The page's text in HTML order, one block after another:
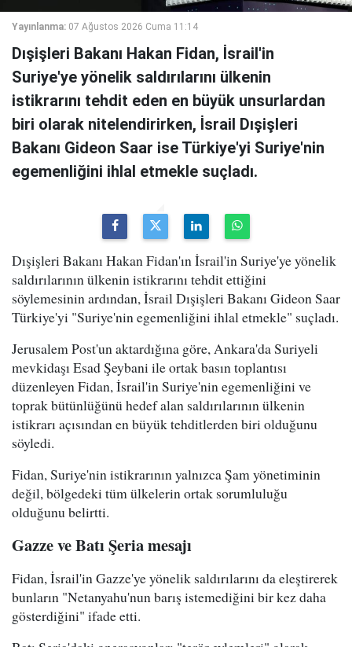
Yayınlanma: 07 Ağustos 2026 Cuma 11:14
Dışişleri Bakanı Hakan Fidan, İsrail'in
Suriye'ye yönelik saldırılarını ülkenin
istikrarını tehdit eden en büyük unsurlardan
biri olarak nitelendirirken, İsrail Dışişleri
Bakanı Gideon Saar ise Türkiye'yi Suriye'nin
egemenliğini ihlal etmekle suçladı.
Dışişleri Bakanı Hakan Fidan'ın İsrail'in Suriye'ye yönelik
saldırılarının ülkenin istikrarını tehdit ettiğini
söylemesinin ardından, İsrail Dışişleri Bakanı Gideon Saar
Türkiye'yi "Suriye'nin egemenliğini ihlal etmekle" suçladı.
Jerusalem Post'un aktardığına göre, Ankara'da Suriyeli
mevkidaşı Esad Şeybani ile ortak basın toplantısı
düzenleyen Fidan, İsrail'in Suriye'nin egemenliğini ve
toprak bütünlüğünü hedef alan saldırılarının ülkenin
istikrarı açısından en büyük tehditlerden biri olduğunu
söyledi.
Fidan, Suriye'nin istikrarının yalnızca Şam yönetiminin
değil, bölgedeki tüm ülkelerin ortak sorumluluğu
olduğunu belirtti.
Gazze ve Batı Şeria mesajı
Fidan, İsrail'in Gazze'ye yönelik saldırılarını da eleştirerek
bunların "Netanyahu'nun barış istemediğini bir kez daha
gösterdiğini" ifade etti.